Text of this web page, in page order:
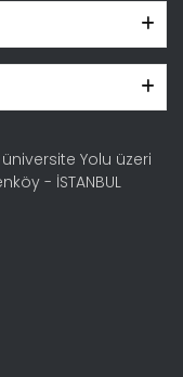
Yolu üzeri
- İSTANBUL